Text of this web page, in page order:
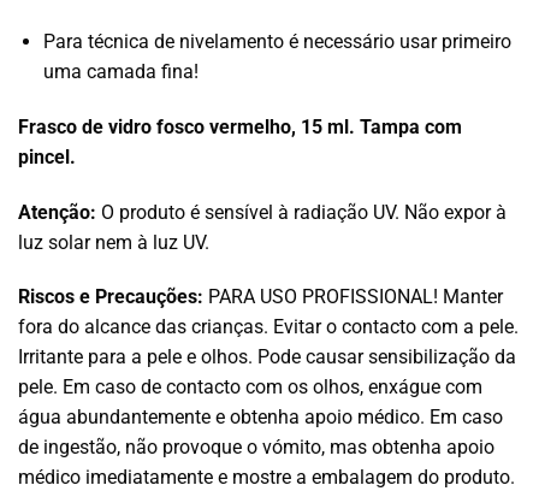
Para técnica de nivelamento é necessário usar primeiro
uma camada fina!
Frasco de vidro fosco vermelho, 15 ml. Tampa com
pincel.
Atenção: O produto é sensível à radiação UV. Não expor à
luz solar nem à luz UV.
Riscos e Precauções: PARA USO PROFISSIONAL! Manter
fora do alcance das crianças. Evitar o contacto com a pele.
Irritante para a pele e olhos. Pode causar sensibilização da
pele. Em caso de contacto com os olhos, enxágue com
água abundantemente e obtenha apoio médico. Em caso
de ingestão, não provoque o vómito, mas obtenha apoio
médico imediatamente e mostre a embalagem do produto.